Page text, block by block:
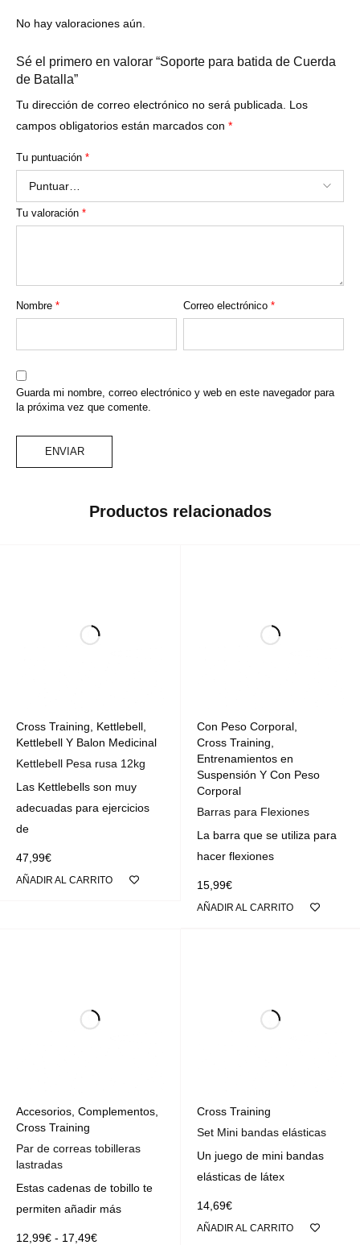
No hay valoraciones aún.
Sé el primero en valorar “Soporte para batida de Cuerda
de Batalla”
Tu dirección de correo electrónico no será publicada.
Los
campos obligatorios están marcados con *
Tu puntuación *
Tu valoración *
Nombre * Correo electrónico*
Guarda mi nombre, correo electrónico y web en este navegador para
la próxima vez que comente.
Productos relacionados
Cross Training, Kettlebell,
Kettlebell Y Balon Medicinal
Kettlebell Pesa rusa 12kg
Las Kettlebells son muy
adecuadas para ejercicios
de
47,99€
AÑADIR AL CARRITO
Con Peso Corporal,
Cross Training,
Entrenamientos en
Suspensión Y Con Peso
Corporal
Barras para Flexiones
La barra que se utiliza para
hacer flexiones
15,99€
AÑADIR AL CARRITO
Accesorios Complementos
Cross Training
Par de correas tobilleras
lastradas
Estas cadenas de tobillo te
permiten añadir más
12,99€ - 17,49€
Cross Training
Set Mini bandas elásticas
Un juego de mini bandas
elásticas de látex
14,69€
AÑADIR AL CARRITO